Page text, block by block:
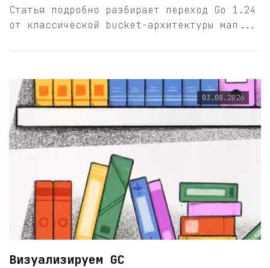
Статья подробно разбирает переход Go 1.24
от классической bucket-архитектуры мап...
03.08.2026
Визуализируем GC